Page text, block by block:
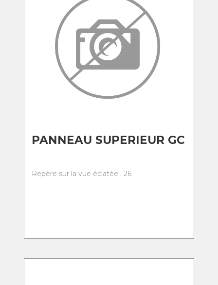
PANNEAU SUPERIEUR GC
Repère sur la vue éclatée : 26